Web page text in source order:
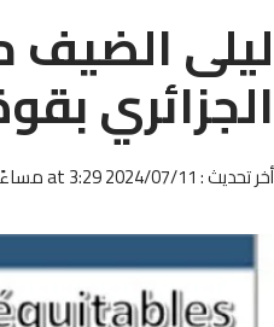
ليلى الضيف
الجزائري
أخر تحديث : 2024/07/11 at 3:29 مساءً